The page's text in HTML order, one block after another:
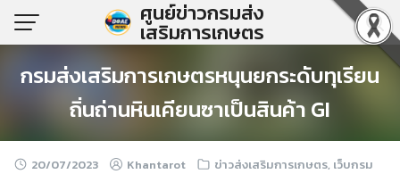
Skip
ศูนย์ข่าวกรมส่ง
เสริมการเกษตร
กรมส่งเสริมการเกษตรหนุนยกระดับทุเรียน
ถิ่นถ่านหินเคียนซาเป็นสินค้า GI
20/07/2023 Khantarot ข่าวส่งเสริมการเกษตร, เว็บกรม